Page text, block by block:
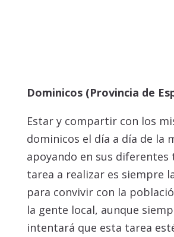
Dominicos (Provincia de
Estar y compartir con los
dominicos el día a día de la
apoyando en sus diferentes
tarea a realizar es siempre
para convivir con la
la gente local, aunque
intentará que esta tarea